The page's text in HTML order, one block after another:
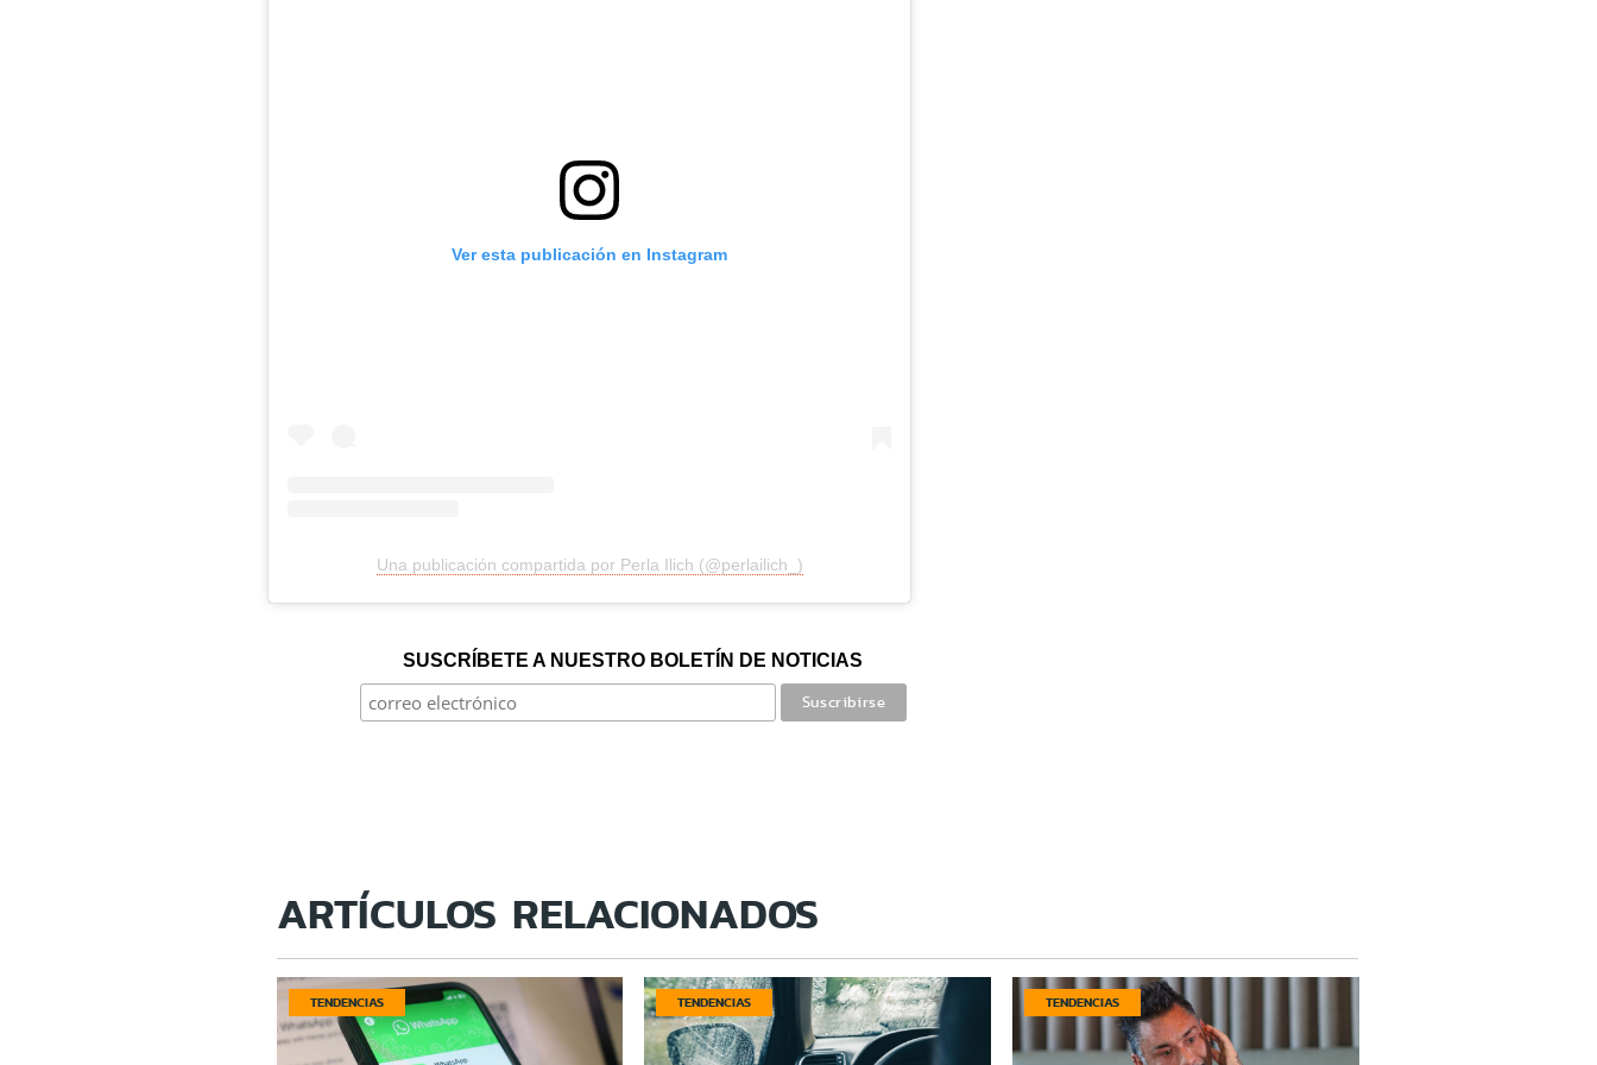
Ver esta publicación en Instagram
Una publicación compartida por Perla Ilich (@perlailich_)
SUSCRÍBETE A NUESTRO BOLETÍN DE NOTICIAS
ARTÍCULOS RELACIONADOS
TENDENCIAS TENDENCIAS TENDENCIAS